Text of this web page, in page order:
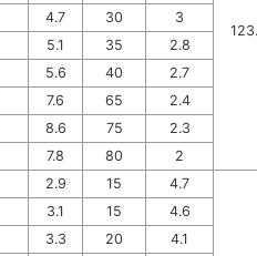
4.7 30
3
5.1 35
2.8
5.6 40
2.7
7.6 65
2.4
8.6 75
2.3
7.8 80 2
2.9 15 4.7
3.1 15
4.6
3.3 20
4.1